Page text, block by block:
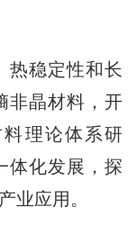
热稳定性和长
非晶材料，开
理论体系研
体化发展，探
业应用。